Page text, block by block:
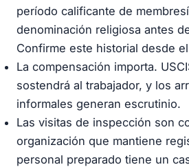
período calificante de
denominación religiosa antes
Confirme este historial desde
La compensación importa.
sostendrá al trabajador, y los
informales generan escrutinio.
Las visitas de inspección son
organización que mantiene
personal preparado tiene un